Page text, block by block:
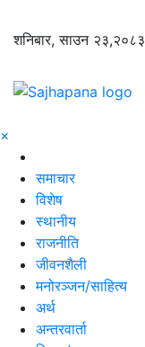
शनिबार, साउन २३,२०८३
×
समाचार
विशेष
स्थानीय
राजनीति
जीवनशैली
मनोरञ्जन/साहित्य
अर्थ
अन्तरवार्ता